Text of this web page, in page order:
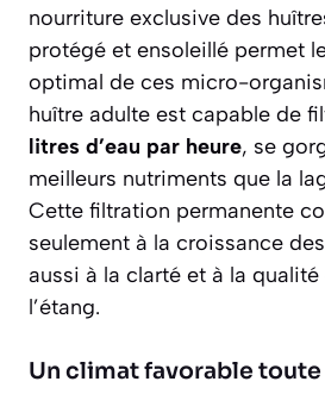
nourriture exclusive des
protégé et ensoleillé permet
optimal de ces micro-
huître adulte est capable de
litres d’eau par heure, se
meilleurs nutriments que la
Cette filtration permanente
seulement à la croissance
aussi à la clarté et à la qualité
l’étang.
Un climat favorable toute